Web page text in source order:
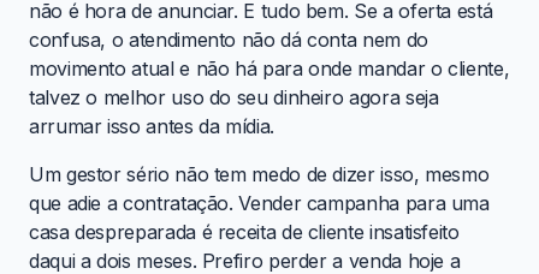
não é hora de anunciar. E tudo bem. Se a oferta está
confusa, o atendimento não dá conta nem do
movimento atual e não há para onde mandar o cliente,
talvez o melhor uso do seu dinheiro agora seja
arrumar isso antes da mídia.
Um gestor sério não tem medo de dizer isso, mesmo
que adie a contratação. Vender campanha para uma
casa despreparada é receita de cliente insatisfeito
daqui a dois meses. Prefiro perder a venda hoje a